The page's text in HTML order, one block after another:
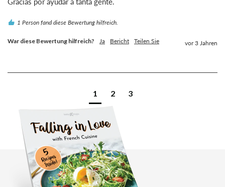
1 Person fand diese Bewertung hilfreich.
War diese Bewertung hilfreich? Ja Bericht Teilen Sie vor 3 Jahren
1 2 3